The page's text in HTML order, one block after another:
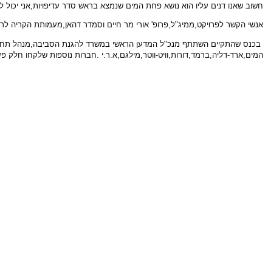
חשוב שאנו דנים עליו הוא נושא פחת המים שנמצא בראש סדר עדיפויות,אני יכול
אנשי הקשר לפרויקט,ממיג"ל,פרופ' אורי מר חיים וסמדר דהאן,מעמותת הקריה
בכנס שהתקיים השתתף מנכ"ל המדען הראשי במשרד להגנת הסביבה,מנהל תחום
המים,ארד-דליה,ברמד,דורות,וויט-ווטר,מילגם,א.ר.י .חברות נוספות שלקחו חלק